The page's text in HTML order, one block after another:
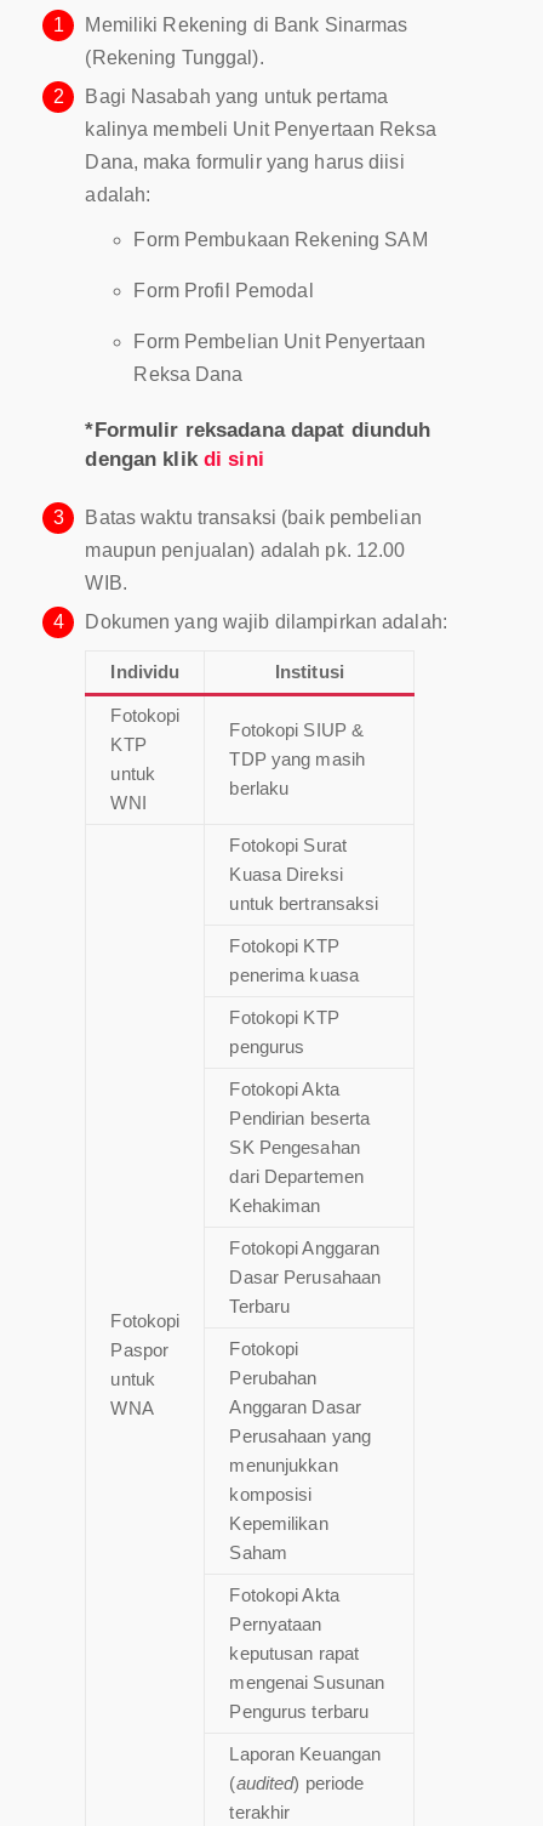
1
Memiliki Rekening di Bank Sinarmas
(Rekening Tunggal).
2
Bagi Nasabah yang untuk pertama
kalinya membeli Unit Penyertaan Reksa
Dana, maka formulir yang harus diisi
adalah:
Form Pembukaan Rekening SAM
Form Profil Pemodal
Form Pembelian Unit Penyertaan
Reksa Dana
*Formulir reksadana dapat diunduh
dengan klik di sini
3
Batas waktu transaksi (baik pembelian
maupun penjualan) adalah pk. 12.00
WIB.
4
Dokumen yang wajib dilampirkan adalah:
Individu Institusi
Fotokopi
KTP
untuk
WNI
Fotokopi SIUP &
TDP yang masih
berlaku
Fotokopi
Paspor
untuk
WNA
Fotokopi Surat
Kuasa Direksi
untuk bertransaksi
Fotokopi KTP
penerima kuasa
Fotokopi KTP
pengurus
Fotokopi Akta
Pendirian beserta
SK Pengesahan
dari Departemen
Kehakiman
Fotokopi Anggaran
Dasar Perusahaan
Terbaru
Fotokopi
Perubahan
Anggaran Dasar
Perusahaan yang
menunjukkan
komposisi
Kepemilikan
Saham
Fotokopi Akta
Pernyataan
keputusan rapat
mengenai Susunan
Pengurus terbaru
Laporan Keuangan
(audited) periode
terakhir